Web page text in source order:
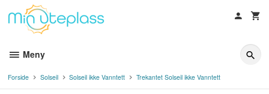
innholdet
Meny
Forside Solseil Solseil ikke Vanntett Trekantet Solseil ikke Vanntett